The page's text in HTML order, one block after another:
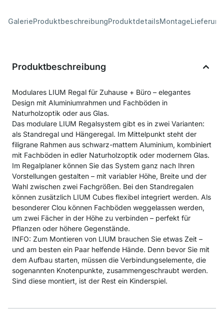
GalerieProduktbeschreibungProduktdetailsMontage
Produktbeschreibung
Modulares LIUM Regal für Zuhause + Büro – elegantes
Design mit Aluminiumrahmen und Fachböden in
Naturholzoptik oder aus Glas.
Das modulare LIUM Regalsystem gibt es in zwei Varianten:
als Standregal und Hängeregal. Im Mittelpunkt steht der
filigrane Rahmen aus schwarz-mattem Aluminium, kombiniert
mit Fachböden in edler Naturholzoptik oder modernem Glas.
Im Regalplaner können Sie das System ganz nach Ihren
Vorstellungen gestalten – mit variabler Höhe, Breite und der
Wahl zwischen zwei Fachgrößen. Bei den Standregalen
können zusätzlich LIUM Cubes flexibel integriert werden. Als
besonderer Clou können Fachböden weggelassen werden,
um zwei Fächer in der Höhe zu verbinden – perfekt für
Pflanzen oder höhere Gegenstände.
INFO: Zum Montieren von LIUM brauchen Sie etwas Zeit –
und am besten ein Paar helfende Hände. Denn bevor Sie mit
dem Aufbau starten, müssen die Verbindungselemente, die
sogenannten Knotenpunkte, zusammengeschraubt werden.
Sind diese montiert, ist der Rest ein Kinderspiel.